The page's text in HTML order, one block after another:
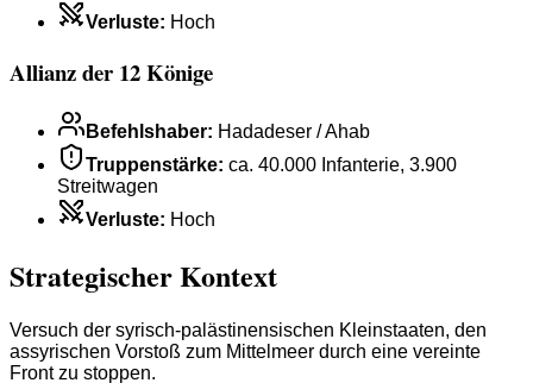
Verluste: Hoch
Allianz der 12 Könige
Befehlshaber: Hadadeser / Ahab
Truppenstärke: ca. 40.000 Infanterie, 3.900
Streitwagen
Verluste: Hoch
Strategischer Kontext
Versuch der syrisch-palästinensischen Kleinstaaten, den
assyrischen Vorstoß zum Mittelmeer durch eine vereinte
Front zu stoppen.